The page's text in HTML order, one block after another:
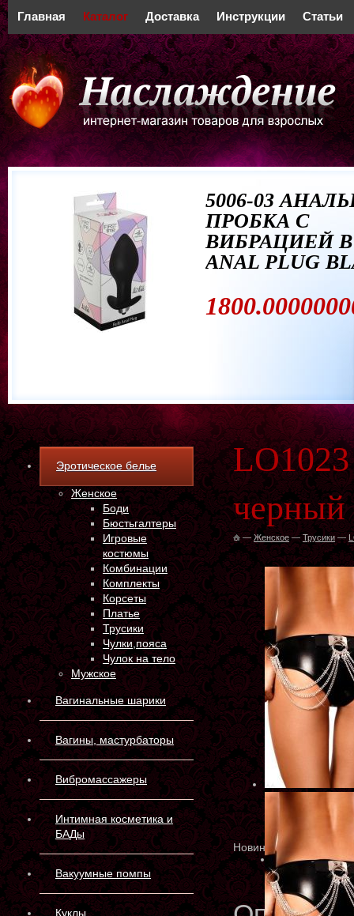
Главная Каталог Доставка Инструкции Статьи
5006-03
ПРОБКА С
ВИБРАЦИЕЙ
ANAL PLUG
Эротическое белье
Женское
Боди
Бюстьгалтеры
Игровые
костюмы
Комбинации
Комплекты
Корсеты
Платье
Трусики
Чулки,пояса
Чулок на тело
Мужское
Вагинальные шарики
Вагины, мастурбаторы
Вибромассажеры
Интимная косметика и
БАДы
Вакуумные помпы
Куклы
черный
—Женское —Трусики —
Новинка